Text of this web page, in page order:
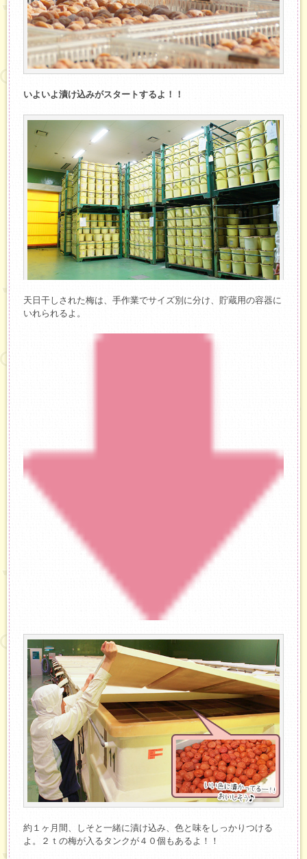
いよいよ漬け込みがスタートするよ！！
天日干しされた梅は、手作業でサイズ別に分け、貯蔵用の容器に
いれられるよ。
約１ヶ月間、しそと一緒に漬け込み、色と味をしっかりつける
よ。２ｔの梅が入るタンクが４０個もあるよ！！